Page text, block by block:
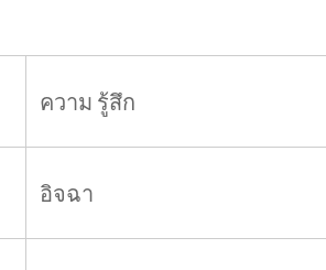
ความ รู้สึก
อิจฉา